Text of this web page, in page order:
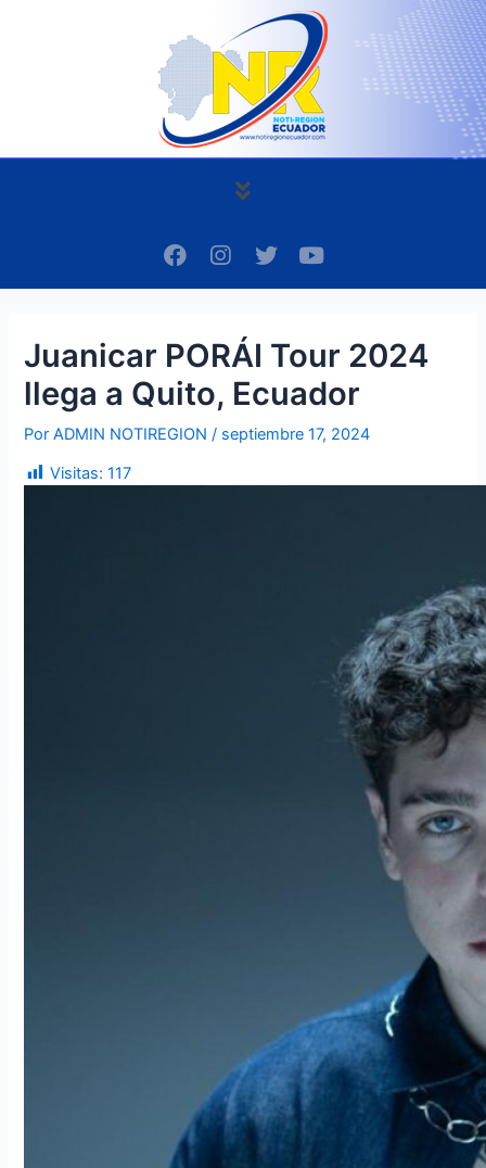
Menú
F
a
c
o
o
k
I
n
s
g
a
m
T
w
i
Y
o
u
b
e
Juanicar PORÁI Tour 2024
llega a Quito, Ecuador
PorADMIN NOTIREGION/ septiembre 17, 2024
Visitas: 117